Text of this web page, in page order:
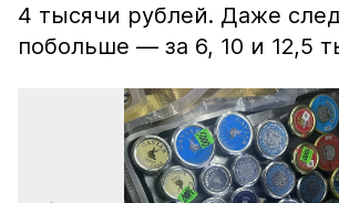
4 тысячи рублей. Даже
побольше — за 6, 10 и 12,5